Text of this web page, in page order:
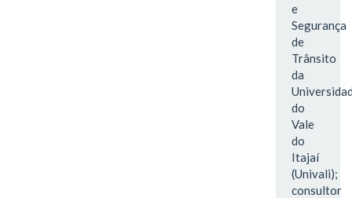
e
Segurança
de
Trânsito
da
do
Vale
do
Itajaí
(Univali);
consultor